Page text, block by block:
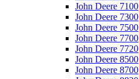
John Deere 7100
John Deere 7300
John Deere 7500
John Deere 7700
John Deere 7720
John Deere 8500
John Deere 8700